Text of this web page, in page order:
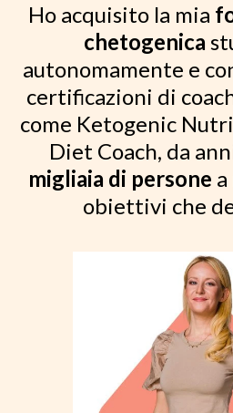
Ho acquisito la mia
chetogenica
autonomamente e
certificazioni di
come Ketogenic
Diet Coach, da
migliaia di persone
obiettivi che